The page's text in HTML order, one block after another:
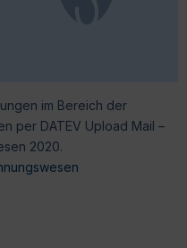
im Bereich der
per DATEV Upload Mail –
2020.